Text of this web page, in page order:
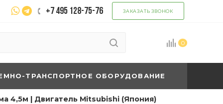
+7 495 128-75-76 ЗАКАЗАТЬ ЗВОНОК
0
ТРАНСПОРТНОЕ ОБОРУДОВАНИЕ
4,5м | Двигатель Mitsubishi (Япония)